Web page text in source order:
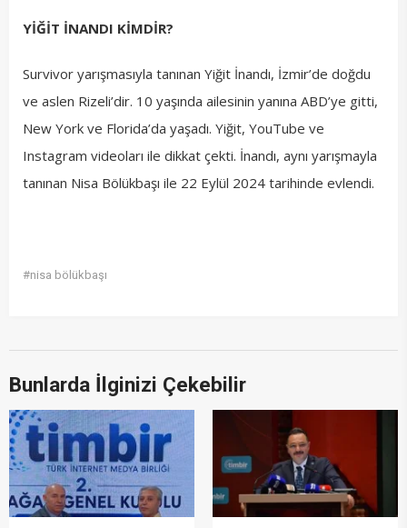
YİĞİT İNANDI KİMDİR?
Survivor yarışmasıyla tanınan Yiğit İnandı, İzmir’de doğdu
ve aslen Rizeli’dir. 10 yaşında ailesinin yanına ABD’ye gitti,
New York ve Florida’da yaşadı. Yiğit, YouTube ve
Instagram videoları ile dikkat çekti. İnandı, aynı yarışmayla
tanınan Nisa Bölükbaşı ile 22 Eylül 2024 tarihinde evlendi.
#nisa bölükbaşı
Bunlarda İlginizi Çekebilir